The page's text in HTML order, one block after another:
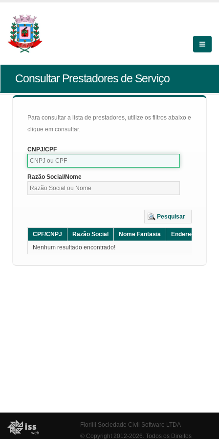
Consultar Prestadores de Serviço
Para consultar a lista de prestadores, utilize os filtros abaixo e
clique em consultar.
CNPJ/CPF
Razão Social/Nome
Pesquisar
CPF/CNPJ Razão Social Nome Fantasia Endereço
Nenhum resultado encontrado!
Fiorilli Sociedade Civil Software LTDA
© Copyright 2012-2026. Todos os Direitos